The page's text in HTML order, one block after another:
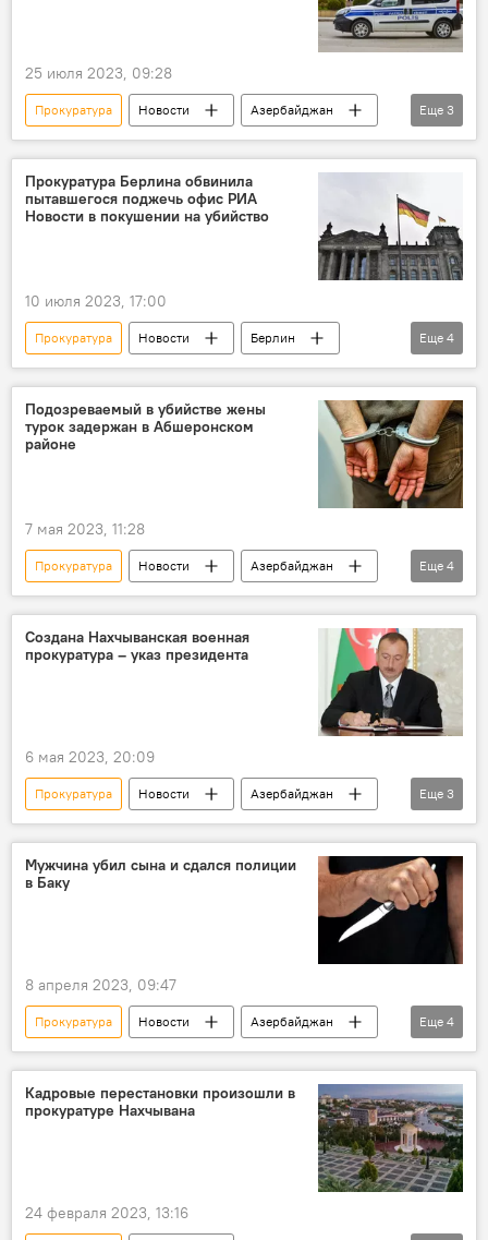
25 июля 2023, 09:28
Прокуратура Новости
Азербайджан
Губинский район
Убийство
Явка с повинной
Еще 3
Прокуратура Берлина обвинила
пытавшегося поджечь офис РИА
Новости в покушении на убийство
10 июля 2023, 17:00
Прокуратура Новости
Берлин
Обвинение
РИА Новости
Офис
Поджог
Еще 4
Подозреваемый в убийстве жены
турок задержан в Абшеронском
районе
7 мая 2023, 11:28
Прокуратура Новости
Азербайджан
Абшеронский район
Убийство
Подозреваемый
задержание
Еще 4
Создана Нахчыванская военная
прокуратура – указ президента
6 мая 2023, 20:09
Прокуратура Новости
Азербайджан
Нахчыван
Ильхам Алиев указ
Еще 3
Мужчина убил сына и сдался полиции
в Баку
8 апреля 2023, 09:47
Прокуратура Новости
Азербайджан
Баку
Ясамальский район
Убийство
Еще 4
Кадровые перестановки произошли в
прокуратуре Нахчывана
24 февраля 2023, 13:16